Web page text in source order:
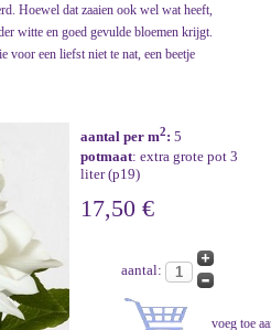
Hoewel dat zaaien ook wel wat heeft,
witte en goed gevulde bloemen krijgt.
voor een liefst niet te nat, een beetje
aantal per m2: 5
potmaat: extra grote pot 3
liter (p19)
17,50 €
aantal: